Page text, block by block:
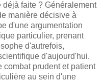
faite ? Généralement
manière décisive à
d'une argumentation
particulier, prenant
d'autrefois,
d'aujourd'hui.
combat prudent et patient
au sein d'une